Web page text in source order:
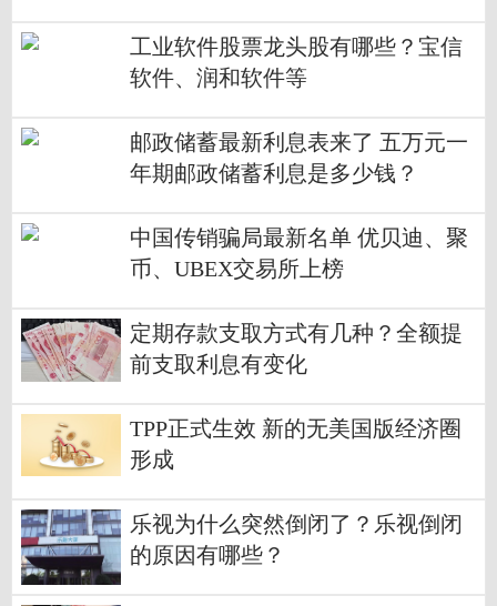
工业软件股票龙头股有哪些？宝信
软件、润和软件等
邮政储蓄最新利息表来了 五万元一
年期邮政储蓄利息是多少钱？
中国传销骗局最新名单 优贝迪、聚
币、UBEX交易所上榜
定期存款支取方式有几种？全额提
前支取利息有变化
TPP正式生效 新的无美国版经济圈
形成
乐视为什么突然倒闭了？乐视倒闭
的原因有哪些？